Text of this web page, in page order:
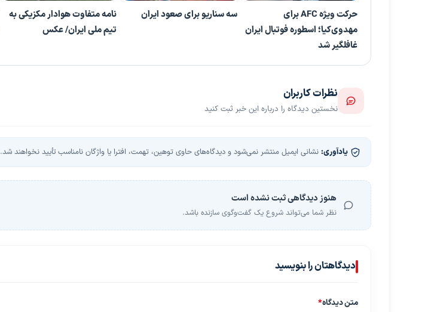
حرکت ویژه AFC برای
مهدوی‌کیا؛ اسطوره فوتبال ایران
غافلگیر شد
سه سناریو برای صعود ایران
نامه متفاوت هوادار مکزیکی به
تیم ملی ایران/ عکس
نظرات کاربران
نخستین دیدگاه را درباره این خبر ثبت کنید
یادآوری: نشانی ایمیل منتشر نمی‌شود و دیدگاه‌های حاوی توهین، تهمت، افترا یا واژگان نامناسب تأیید نخواهند شد.
هنوز دیدگاهی ثبت نشده است
نظر شما می‌تواند شروع یک گفت‌وگوی سازنده باشد.
دیدگاهتان را بنویسید
متن دیدگاه*